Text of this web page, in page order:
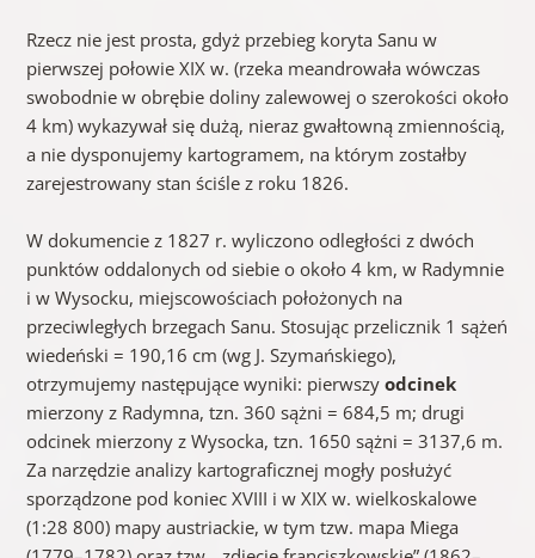
Rzecz nie jest prosta, gdyż przebieg koryta Sanu w
pierwszej połowie XIX w. (rzeka meandrowała wówczas
swobodnie w obrębie doliny zalewowej o szerokości około
4 km) wykazywał się dużą, nieraz gwałtowną zmiennością,
a nie dysponujemy kartogramem, na którym zostałby
zarejestrowany stan ściśle z roku 1826.
W dokumencie z 1827 r. wyliczono odległości z dwóch
punktów oddalonych od siebie o około 4 km, w Radymnie
i w Wysocku, miejscowościach położonych na
przeciwległych brzegach Sanu. Stosując przelicznik 1 sążeń
wiedeński = 190,16 cm (wg J. Szymańskiego),
otrzymujemy następujące wyniki: pierwszy odcinek
mierzony z Radymna, tzn. 360 sążni = 684,5 m; drugi
odcinek mierzony z Wysocka, tzn. 1650 sążni = 3137,6 m.
Za narzędzie analizy kartograficznej mogły posłużyć
sporządzone pod koniec XVIII i w XIX w. wielkoskalowe
(1:28 800) mapy austriackie, w tym tzw. mapa Miega